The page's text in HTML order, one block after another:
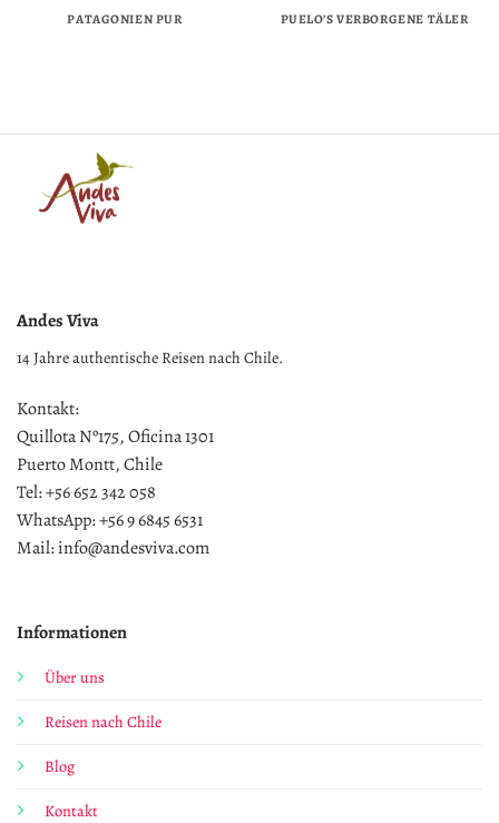
PATAGONIEN PUR PUELO’S VERBORGENE TÄLER
Andes Viva
14 Jahre authentische Reisen nach Chile.
Kontakt:
Quillota Nº175, Oficina 1301
Puerto Montt, Chile
Tel: +56 652 342 058
WhatsApp: +56 9 6845 6531
Mail: info@andesviva.com
Informationen
Über uns
Reisen nach Chile
Blog
Kontakt